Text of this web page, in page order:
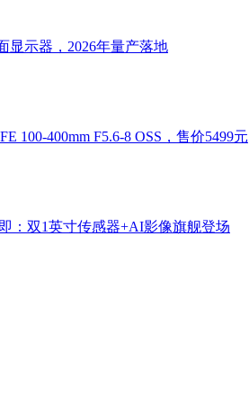
显示器，2026年量产落地
100-400mm F5.6-8 OSS，售价5499元
：双1英寸传感器+AI影像旗舰登场